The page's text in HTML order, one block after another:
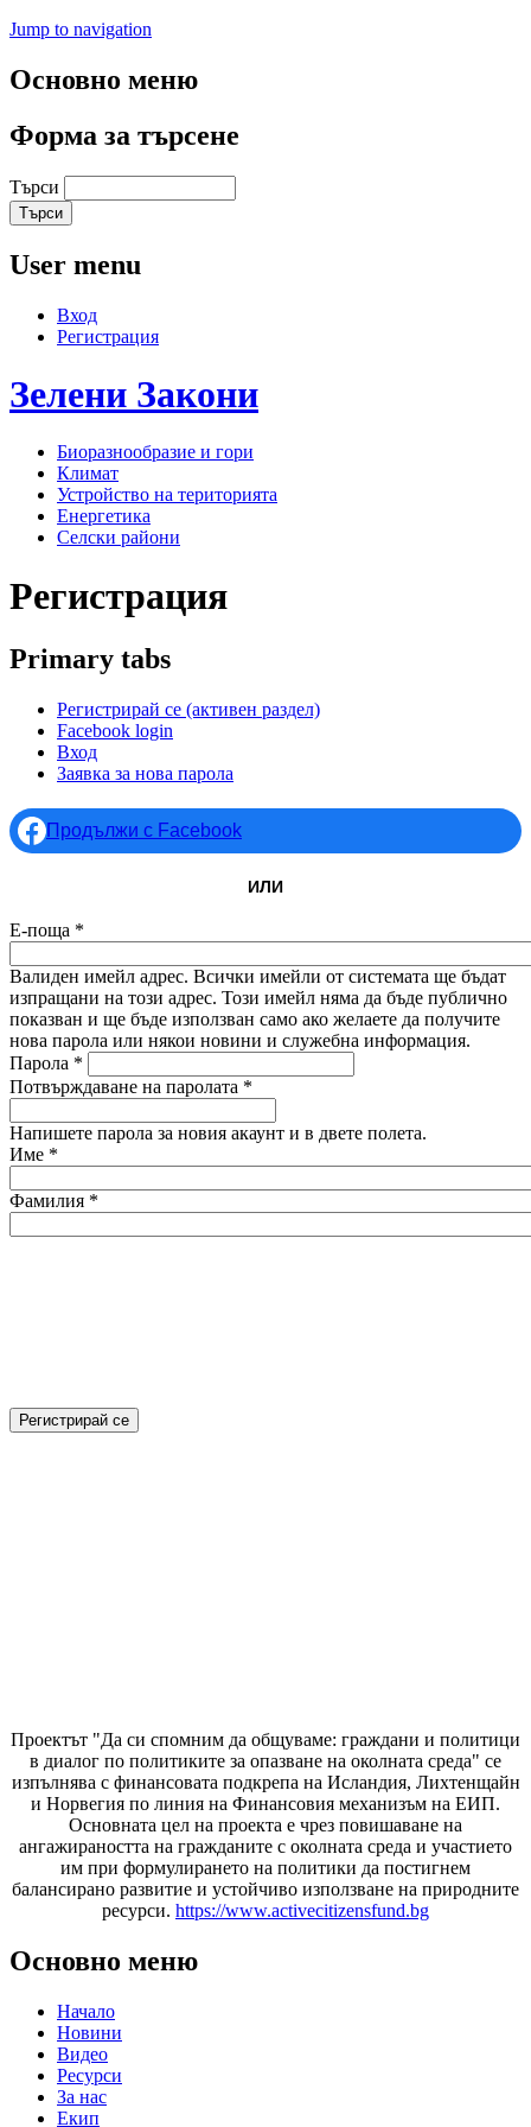
Jump to navigation
Основно меню
Форма за търсене
Търси
User menu
Вход
Регистрация
Зелени Закони
Биоразнообразие и гори
Климат
Устройство на територията
Енергетика
Селски райони
Регистрация
Primary tabs
Регистрирай се (активен раздел)
Facebook login
Вход
Заявка за нова парола
Продължи с Facebook
ИЛИ
Е-поща *
Валиден имейл адрес. Всички имейли от системата ще бъдат
изпращани на този адрес. Този имейл няма да бъде публично
показван и ще бъде използван само ако желаете да получите
нова парола или някои новини и служебна информация.
Парола *
Потвърждаване на паролата *
Напишете парола за новия акаунт и в двете полета.
Име *
Фамилия *
Проектът "Да си спомним да общуваме: граждани и политици
в диалог по политиките за опазване на околната среда" се
изпълнява с финансовата подкрепа на Исландия, Лихтенщайн
и Норвегия по линия на Финансовия механизъм на ЕИП.
Основната цел на проекта е чрез повишаване на
ангажираността на гражданите с околната среда и участието
им при формулирането на политики да постигнем
балансирано развитие и устойчиво използване на природните
ресурси. https://www.activecitizensfund.bg
Основно меню
Начало
Новини
Видео
Ресурси
За нас
Екип